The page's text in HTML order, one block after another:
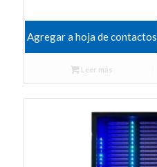
Agregar a hoja de contactos
Leer más